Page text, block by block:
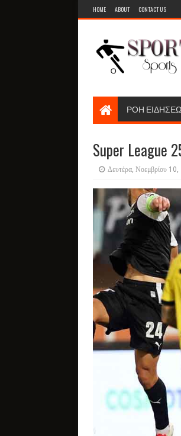
HOME ABOUT CONTACT US
ΡΟΗ
Super League
Δευτέρα, Νοεμβρίου